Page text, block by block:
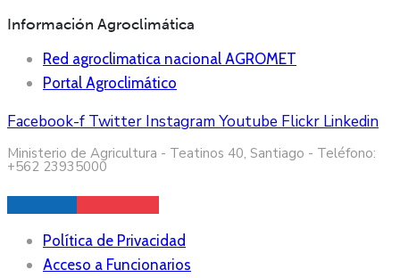
Información Agroclimática
Red agroclimatica nacional AGROMET
Portal Agroclimático
Facebook-f Twitter InstagramYoutube Flickr Linkedin
Ministerio de Agricultura - Teatinos 40, Santiago - Teléfono:
+562 23935000
Política de Privacidad
Acceso a Funcionarios